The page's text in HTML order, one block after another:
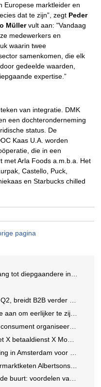
Europese marktleider en
dat te zijn”, zegt Peder
Müllervult aan: "Vandaag
medewerkers en
waarin twee
samenkomen, die elk
gedeelde waarden,
expertise.”
van integratie. DMK
een dochteronderneming
status. De
Kaas U.A. worden
die in een
met Arla Foods a.m.b.a. Het
Castello, Puck,
en Starbucks chilled
pagina
informatie over goede doelen
verder uit en innoveert met AI
te zijn naar verkopers en consumenten
eet- en koopgedrag bewuster
Money uit in VS: zorgen in Washington
nieuw concern voedingsmerken Unilever
daalt 21%. Volgt Ahold Delhaize?
van een landelijk bureau